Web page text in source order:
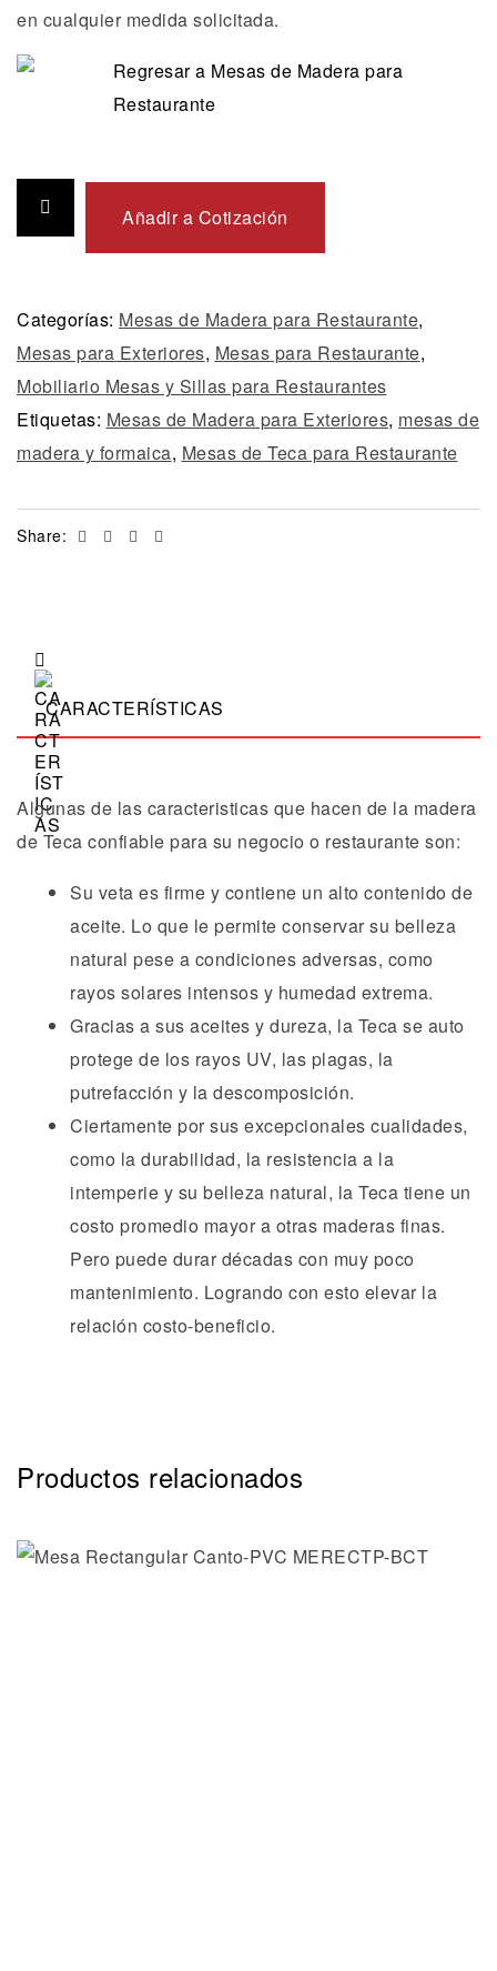
en cualquier medida solicitada.
Regresar a Mesas de Madera para
Restaurante
Añadir a Cotización
Categorías: Mesas de Madera para Restaurante,
Mesas para Exteriores, Mesas para Restaurante,
Mobiliario Mesas y Sillas para Restaurantes
Etiquetas: Mesas de Madera para Exteriores, mesas de
madera y formaica, Mesas de Teca para Restaurante
Share: Facebook
TwitterLinkedin
CARACTERÍSTICAS
Algunas de las caracteristicas que hacen de la madera
de Teca confiable para su negocio o restaurante son:
Su veta es firme y contiene un alto contenido de
aceite. Lo que le permite conservar su belleza
natural pese a condiciones adversas, como
rayos solares intensos y humedad extrema.
Gracias a sus aceites y dureza, la Teca se auto
protege de los rayos UV, las plagas, la
putrefacción y la descomposición.
Ciertamente por sus excepcionales cualidades,
como la durabilidad, la resistencia a la
intemperie y su belleza natural, la Teca tiene un
costo promedio mayor a otras maderas finas.
Pero puede durar décadas con muy poco
mantenimiento. Logrando con esto elevar la
relación costo-beneficio.
Productos relacionados